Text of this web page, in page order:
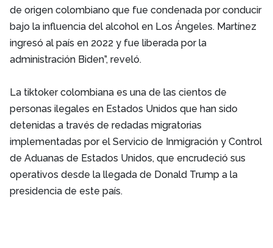
de origen colombiano que fue condenada por conducir
bajo la influencia del alcohol en Los Ángeles. Martínez
ingresó al país en 2022 y fue liberada por la
administración Biden”, reveló.
La tiktoker colombiana es una de las cientos de
personas ilegales en Estados Unidos que han sido
detenidas a través de redadas migratorias
implementadas por el Servicio de Inmigración y Control
de Aduanas de Estados Unidos, que encrudeció sus
operativos desde la llegada de Donald Trump a la
presidencia de este país.